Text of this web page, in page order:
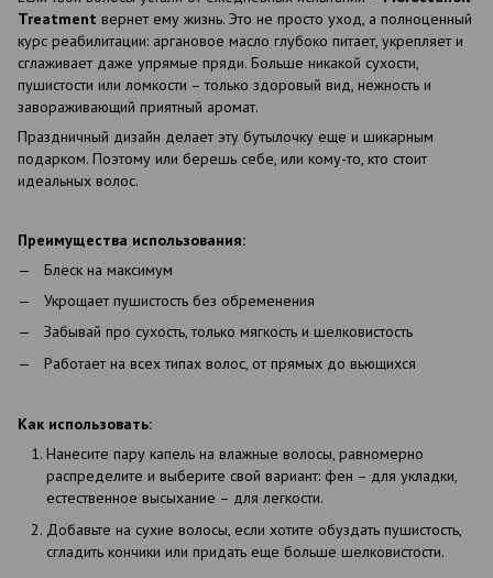
Treatment вернет ему жизнь. Это не просто уход, а полноценный
курс реабилитации: аргановое масло глубоко питает, укрепляет и
сглаживает даже упрямые пряди. Больше никакой сухости,
пушистости или ломкости – только здоровый вид, нежность и
завораживающий приятный аромат.
Праздничный дизайн делает эту бутылочку еще и шикарным
подарком. Поэтому или берешь себе, или кому-то, кто стоит
идеальных волос.
Преимущества использования:
Блеск на максимум
Укрощает пушистость без обременения
Забывай про сухость, только мягкость и шелковистость
Работает на всех типах волос, от прямых до вьющихся
Как использовать:
Нанесите пару капель на влажные волосы, равномерно
распределите и выберите свой вариант: фен – для укладки,
естественное высыхание – для легкости.
Добавьте на сухие волосы, если хотите обуздать пушистость,
сгладить кончики или придать еще больше шелковистости.